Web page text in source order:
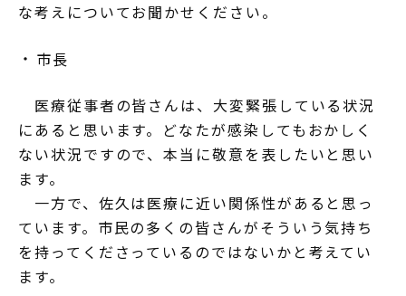
な考えについてお聞かせください。
市長
医療従事者の皆さんは、大変緊張している状況
にあると思います。どなたが感染してもおかしく
ない状況ですので、本当に敬意を表したいと思い
ます。
一方で、佐久は医療に近い関係性があると思っ
ています。市民の多くの皆さんがそういう気持ち
を持ってくださっているのではないかと考えてい
ます。